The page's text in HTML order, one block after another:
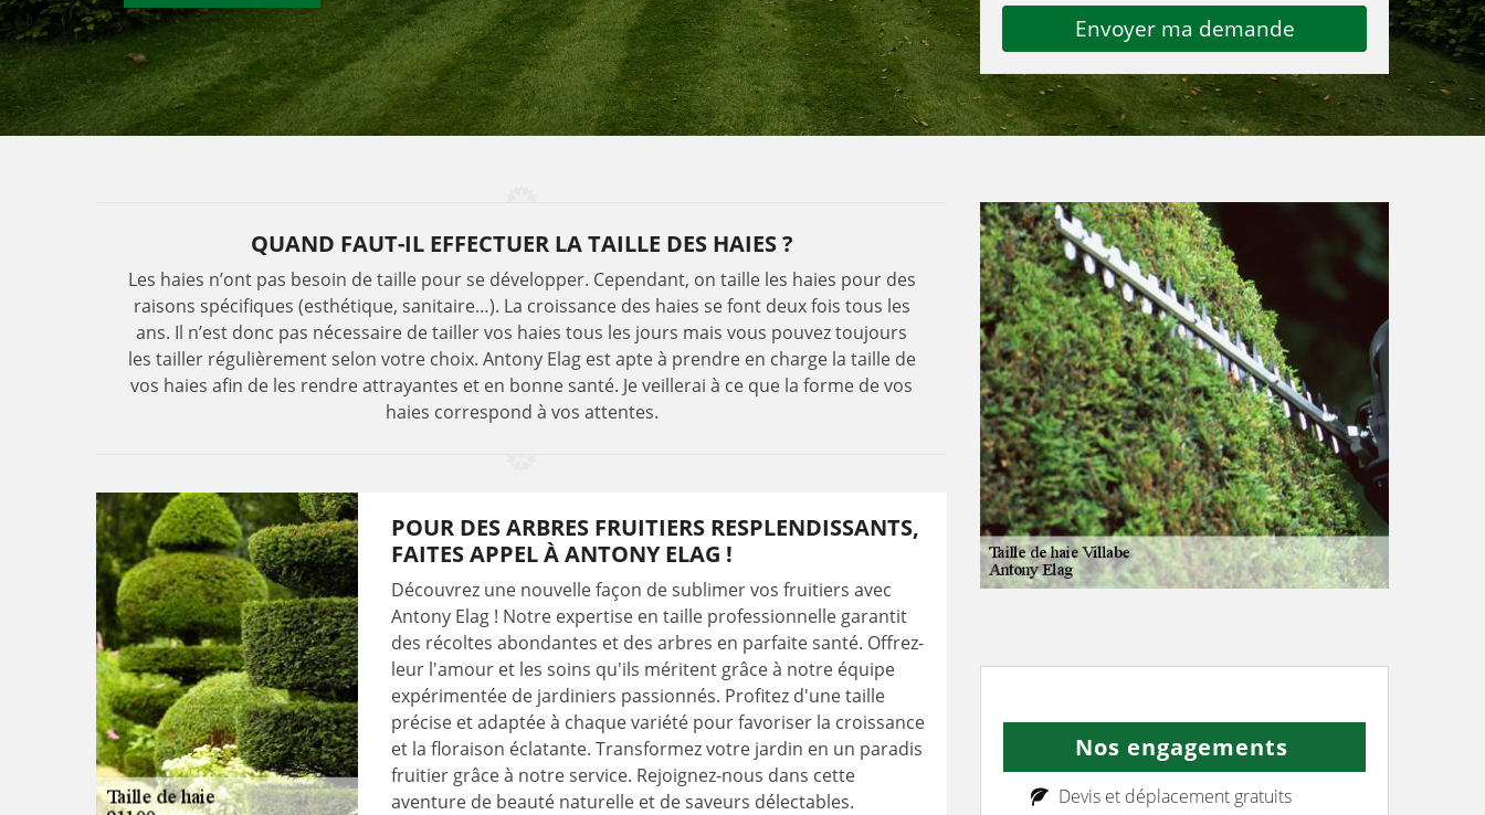
QUAND FAUT-IL EFFECTUER LA TAILLE DES HAIES ?
Les haies n’ont pas besoin de taille pour se développer. Cependant, on taille les haies pour des
raisons spécifiques (esthétique, sanitaire…). La croissance des haies se font deux fois tous les
ans. Il n’est donc pas nécessaire de tailler vos haies tous les jours mais vous pouvez toujours
les tailler régulièrement selon votre choix. Antony Elag est apte à prendre en charge la taille de
vos haies afin de les rendre attrayantes et en bonne santé. Je veillerai à ce que la forme de vos
haies correspond à vos attentes.
POUR DES ARBRES FRUITIERS RESPLENDISSANTS,
FAITES APPEL À ANTONY ELAG !
Découvrez une nouvelle façon de sublimer vos fruitiers avec
Antony Elag ! Notre expertise en taille professionnelle garantit
des récoltes abondantes et des arbres en parfaite santé. Offrez-
leur l'amour et les soins qu'ils méritent grâce à notre équipe
expérimentée de jardiniers passionnés. Profitez d'une taille
précise et adaptée à chaque variété pour favoriser la croissance
et la floraison éclatante. Transformez votre jardin en un paradis
fruitier grâce à notre service. Rejoignez-nous dans cette
aventure de beauté naturelle et de saveurs délectables.
Nos engagements
Devis et déplacement gratuits